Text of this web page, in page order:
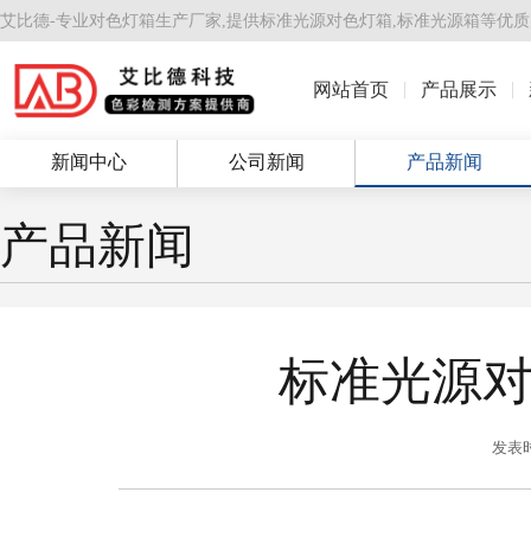
艾比德-专业对色灯箱生产厂家,提供标准光源对色灯箱,标准光源箱等优
网站首页 产品展示
新闻中心 公司新闻 产品新闻
产品新闻
标准光源
发表